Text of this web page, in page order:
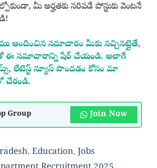
మీ అర్హతకు సరిపడే పోస్టుకు వెంటనే
అందించిన సమాచారం మీకు నచ్చినట్లైతే,
ఈ సమాచారాన్ని షేర్ చేయండి. అలాగే
లేటెస్ట్ న్యూస్ పొందడం కోసం మా
చేరండి.
Group Join Now
,Education,Jobs